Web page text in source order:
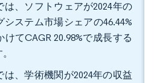
、ソフトウェアが2024年の
ステム市場シェアの46.44%
てCAGR 20.98%で成長する
、学術機関が2024年の収益